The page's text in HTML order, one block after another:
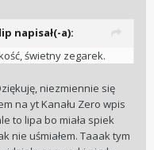
napisał(-a):
świetny zegarek.
niezmiennie się
na yt Kanału Zero wpis
to lipa bo miała spiek
nie uśmiałem. Taaak tym